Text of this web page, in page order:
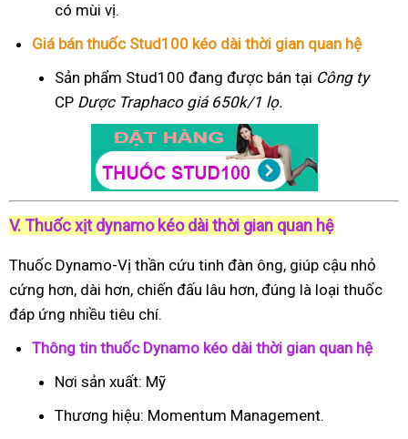
có mùi vị.
Giá bán thuốc Stud100 kéo dài thời gian quan hệ
Sản phẩm Stud100 đang được bán tại Công ty
CP Dược Traphacogiá 650k/1 lọ.
V. Thuốc xịt dynamo kéo dài thời gian quan hệ
Thuốc Dynamo-Vị thần cứu tinh đàn ông, giúp cậu nhỏ
cứng hơn, dài hơn, chiến đấu lâu hơn, đúng là loại thuốc
đáp ứng nhiều tiêu chí.
Thông tin thuốc Dynamo kéo dài thời gian quan hệ
Nơi sản xuất: Mỹ
Thương hiệu: Momentum Management.